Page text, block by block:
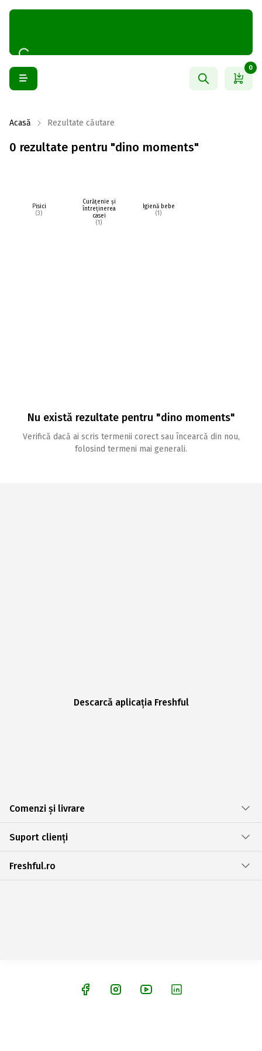
0
Acasă Rezultate căutare
0 rezultate pentru "dino moments"
Pisici
(3)
Curățenie și
întreținerea
casei
(1)
Igienă bebe
(1)
Nu există rezultate pentru "dino moments"
Verifică dacă ai scris termenii corect sau încearcă din nou,
folosind termeni mai generali.
Descarcă aplicația Freshful
Comenzi și livrare
Suport clienți
Freshful.ro